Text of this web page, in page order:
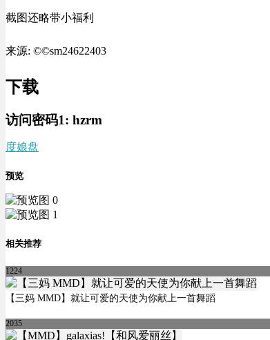
截图还略带小福利
来源: ©©sm24622403
下载
访问密码1: hzrm
度娘盘
预览
相关推荐
1224
【三妈 MMD】就让可爱的天使为你献上一首舞蹈
2035